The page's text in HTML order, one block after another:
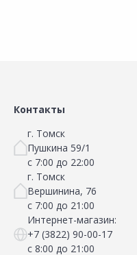
Контакты
г. Томск
Пушкина 59/1
с 7:00 до 22:00
г. Томск
Вершинина, 76
с 7:00 до 21:00
Интернет-магазин:
+7 (3822) 90-00-17
с 8:00 до 21:00